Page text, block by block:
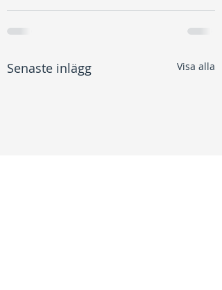
Senaste inlägg Visa alla